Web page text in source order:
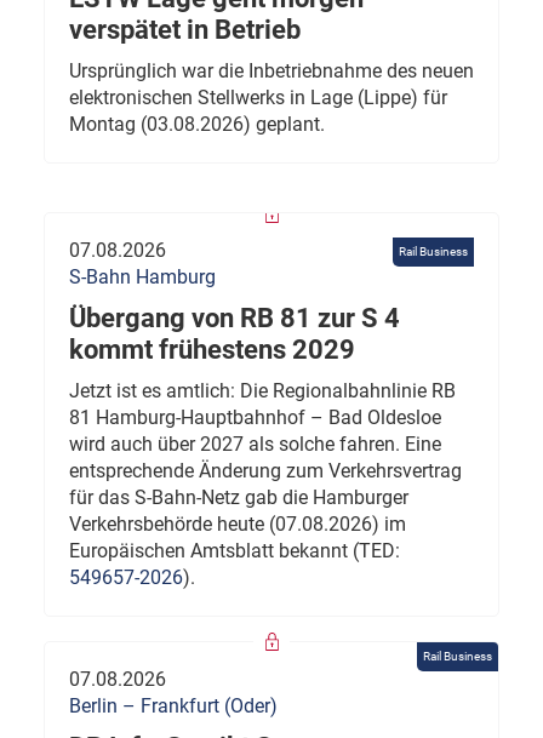
verspätet in Betrieb
Ursprünglich war die Inbetriebnahme des neuen
elektronischen Stellwerks in Lage (Lippe) für
Montag (03.08.2026) geplant.
Rail Business
07.08.2026
S-Bahn Hamburg
Übergang von RB 81 zur S 4
kommt frühestens 2029
Jetzt ist es amtlich: Die Regionalbahnlinie RB
81 Hamburg-Hauptbahnhof – Bad Oldesloe
wird auch über 2027 als solche fahren. Eine
entsprechende Änderung zum Verkehrsvertrag
für das S-Bahn-Netz gab die Hamburger
Verkehrsbehörde heute (07.08.2026) im
Europäischen Amtsblatt bekannt (TED:
549657-2026).
Rail Business
07.08.2026
Berlin – Frankfurt (Oder)